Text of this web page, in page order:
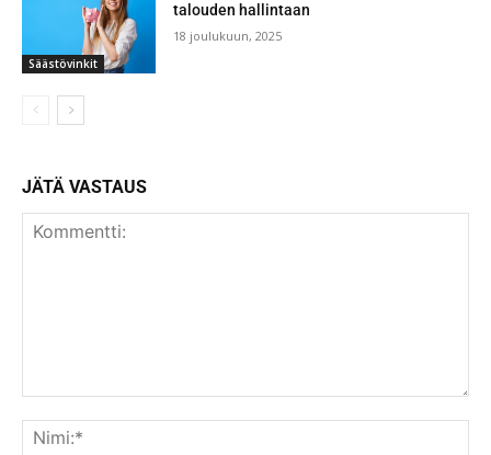
Säästövinkit
talouden hallintaan
18 joulukuun, 2025
JÄTÄ VASTAUS